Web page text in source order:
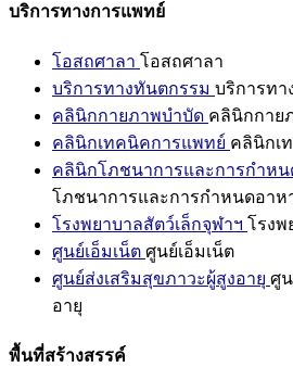
บริการทางการแพทย์
โอสถศาลา โอสถศาลา
บริการทางทันตกรรม บริการทา
คลินิกกายภาพบำบัด คลินิกกาย
คลินิกเทคนิคการแพทย์ คลินิกเ
คลินิกโภชนาการและการกำหน
โภชนาการและการกำหนดอาห
โรงพยาบาลสัตว์เล็กจุฬาฯ โรงพ
ศูนย์เอ็มเน็ต ศูนย์เอ็มเน็ต
ศูนย์ส่งเสริมสุขภาวะผู้สูงอายุ ศู
อายุ
พื้นที่สร้างสรรค์